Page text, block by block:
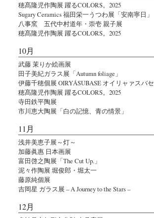
穂髙隆児作陶展 躍るCOLORS。2025
Sugary Ceramics 福田栄一うつわ展「安南寧日」
八事窯 五代中村道年・崇壱 親子展
穂髙隆児作陶展 躍るCOLORS。2025
10月
武藤 茉りか絵画展
田子美紀ガラス展「Autumn foliage」
伊藤千穂個展 OIRYÁSUBASE オイリャァスバセ
穂髙隆児作陶展 躍るCOLORS。2025
寺田鉄平陶展
市川恵大陶展「白の記憶、青の情景」
11月
浅井美恵子展～灯～
加藤眞惠 日本画展
富田啓之陶展「The Cut Up.」
泥々作陶展 堀俊郎・堀太一
藤原純個展
吉岡星 ガラス展 – A Journey to the Stars –
12月